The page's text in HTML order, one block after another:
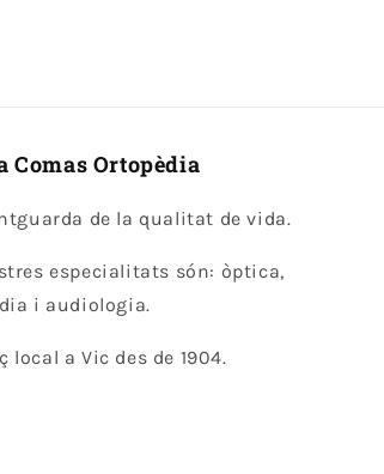
Comas Ortopèdia
de la qualitat de vida.
especialitats són: òptica,
i audiologia.
local a Vic des de 1904.